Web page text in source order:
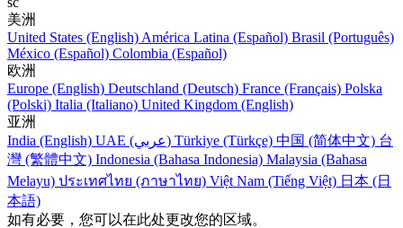
美洲
United States (English) América Latina (Español) Brasil (Português)
México (Español) Colombia (Español)
欧洲
Europe (English) Deutschland (Deutsch) France (Français) Polska
(Polski) Italia (Italiano) United Kingdom (English)
亚洲
India (English)
UAE (عربي) Türkiye (Türkçe) 中国 (简体中文) 台
灣 (繁體中文) Indonesia (Bahasa Indonesia) Malaysia (Bahasa
Melayu) ประเทศไทย (ภาษาไทย) Việt Nam (Tiếng Việt) 日本 (日
本語)
如有必要，您可以在此处更改您的区域。